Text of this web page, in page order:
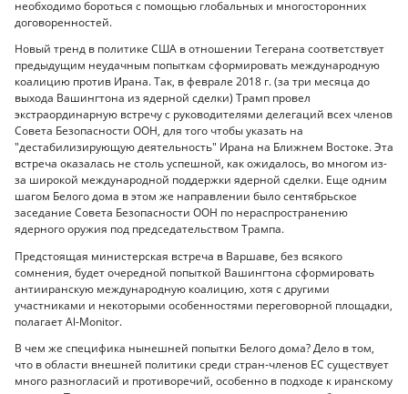
необходимо бороться с помощью глобальных и многосторонних
договоренностей.
Новый тренд в политике США в отношении Тегерана соответствует
предыдущим неудачным попыткам сформировать международную
коалицию против Ирана. Так, в феврале 2018 г. (за три месяца до
выхода Вашингтона из ядерной сделки) Трамп провел
экстраординарную встречу с руководителями делегаций всех членов
Совета Безопасности ООН, для того чтобы указать на
"дестабилизирующую деятельность" Ирана на Ближнем Востоке. Эта
встреча оказалась не столь успешной, как ожидалось, во многом из-
за широкой международной поддержки ядерной сделки. Еще одним
шагом Белого дома в этом же направлении было сентябрьское
заседание Совета Безопасности ООН по нераспространению
ядерного оружия под председательством Трампа.
Предстоящая министерская встреча в Варшаве, без всякого
сомнения, будет очередной попыткой Вашингтона сформировать
антииранскую международную коалицию, хотя с другими
участниками и некоторыми особенностями переговорной площадки,
полагает Al-Monitor.
В чем же специфика нынешней попытки Белого дома? Дело в том,
что в области внешней политики среди стран-членов ЕС существует
много разногласий и противоречий, особенно в подходе к иранскому